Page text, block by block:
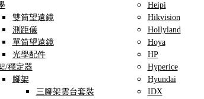
雙筒望遠鏡
測距儀
單筒望遠鏡
光學配件
/穩定器
腳架
三腳架雲台套裝
Heipi
Hikvision
Hollyland
Hoya
HP
Hyperice
Hyundai
IDX